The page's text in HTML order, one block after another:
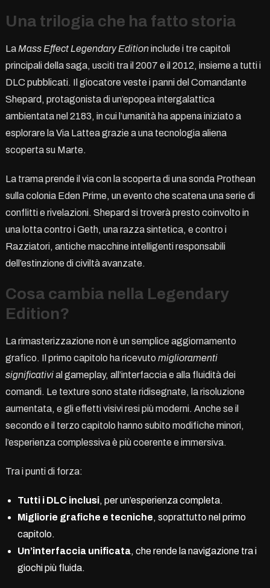
Una trilogia che ha fatto storia
La Mass Effect Legendary Editioninclude i tre capitoli
principali della saga, usciti tra il 2007 e il 2012, insieme a tutti i
DLC pubblicati. Il giocatore veste i panni del Comandante
Shepard, protagonista di un’epopea intergalattica
ambientata nel 2183, in cui l’umanità ha appena iniziato a
esplorare la Via Lattea grazie a una tecnologia aliena
scoperta su Marte.
La trama prende il via con la scoperta di una sonda Prothean
sulla colonia Eden Prime, un evento che scatena una serie di
conflitti e rivelazioni. Shepard si troverà presto coinvolto in
una lotta contro i Geth, una razza sintetica, e contro i
Razziatori, antiche macchine intelligenti responsabili
dell’estinzione di civiltà avanzate.
Cosa cambia nella Legendary
Edition?
La rimasterizzazione non è un semplice aggiornamento
grafico. Il primo capitolo ha ricevuto miglioramenti
significativial gameplay, all’interfaccia e alla fluidità dei
comandi. Le texture sono state ridisegnate, la risoluzione
aumentata, e gli effetti visivi resi più moderni. Anche se il
secondo e il terzo capitolo hanno subito modifiche minori,
l’esperienza complessiva è più coerente e immersiva.
Tra i punti di forza:
Tutti i DLC inclusi, per un’esperienza completa.
Migliorie grafiche e tecniche, soprattutto nel primo
capitolo.
Un’interfaccia unificata, che rende la navigazione tra i
giochi più fluida.